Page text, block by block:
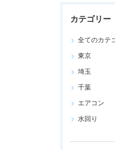
カテゴリー
全てのカテ
東京
埼玉
千葉
エアコン
水回り